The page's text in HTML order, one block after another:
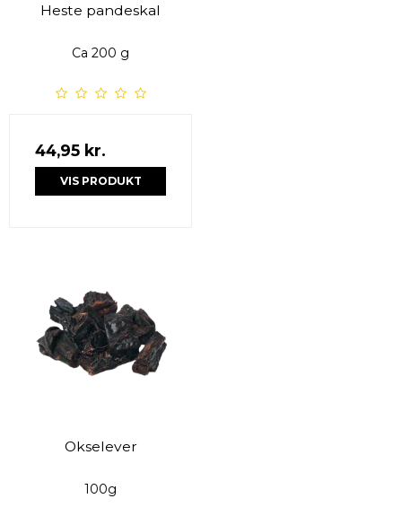
Heste pandeskal
Ca 200 g
44,95 kr.
VIS PRODUKT
Okselever
100g